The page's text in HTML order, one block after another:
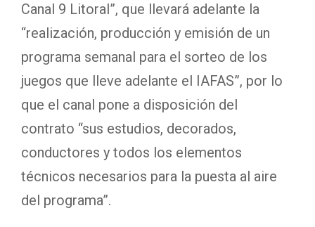
Canal 9 Litoral”, que llevará adelante la
“realización, producción y emisión de un
programa semanal para el sorteo de los
juegos que lleve adelante el IAFAS”, por lo
que el canal pone a disposición del
contrato “sus estudios, decorados,
conductores y todos los elementos
técnicos necesarios para la puesta al aire
del programa”.